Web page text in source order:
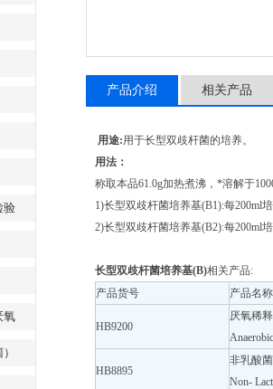
验
氧
产品介绍 相关产品
用途:用于长型双歧杆菌的培养。
用法：
称取本品61.0g加热煮沸，*溶解于
1)长型双歧杆菌培养基(B1):每200ml
2)长型双歧杆菌培养基(B2):每200ml
长型双歧杆菌培养基(B)相关产品:
产品货号
产品名称
HB9200
厌氧稀
HB8895
非乳酸
Non-